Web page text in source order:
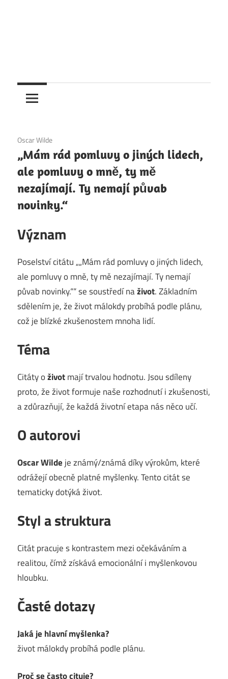
2. 12. 2020
Oscar Wilde
„Mám rád pomluvy o jiných lidech,
ale pomluvy o mně, ty mě
nezajímají. Ty nemají půvab
novinky.“
Význam
Poselství citátu „„Mám rád pomluvy o jiných lidech,
ale pomluvy o mně, ty mě nezajímají. Ty nemají
půvab novinky.““ se soustředí naživot. Základním
sdělením je, že život málokdy probíhá podle plánu,
což je blízké zkušenostem mnoha lidí.
Téma
Citáty oživotmají trvalou hodnotu. Jsou sdíleny
proto, že život formuje naše rozhodnutí i zkušenosti,
a zdůrazňují, že každá životní etapa nás něco učí.
O autorovi
Oscar Wilde je známý/známá díky výrokům, které
odrážejí obecně platné myšlenky. Tento citát se
tematicky dotýká život.
Styl a struktura
Citát pracuje s kontrastem mezi očekáváním a
realitou, čímž získává emocionální i myšlenkovou
hloubku.
Časté dotazy
Jaká je hlavní myšlenka?
život málokdy probíhá podle plánu.
Proč se často cituje?